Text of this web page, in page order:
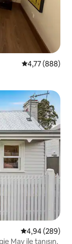
5 üzerinden
4,77 (888)
5 üzerinden
4,94 (289)
May ile tanışın.